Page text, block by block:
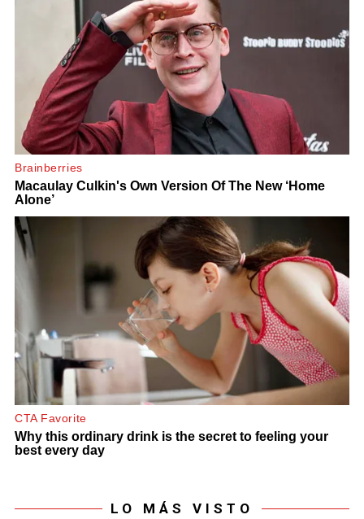
LO MÁS VISTO